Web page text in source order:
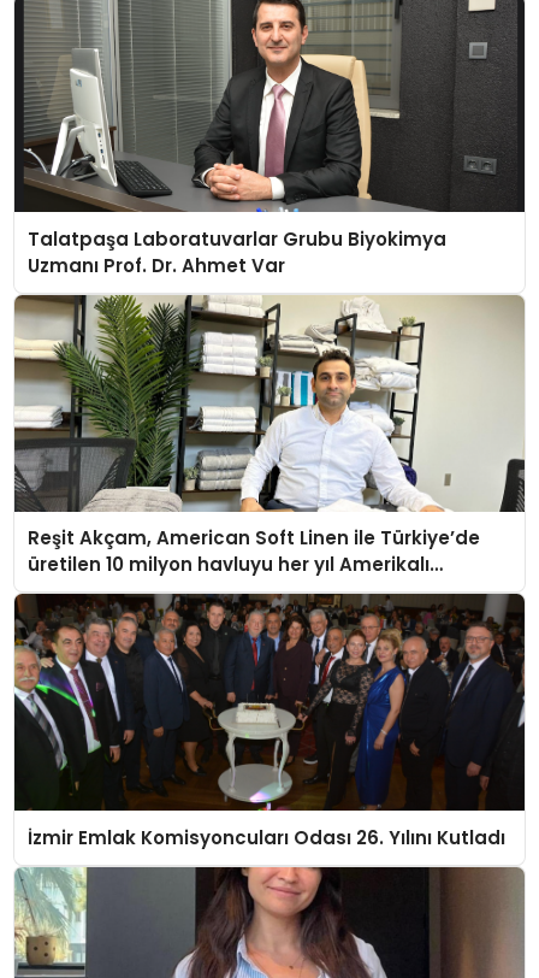
Talatpaşa Laboratuvarlar Grubu Biyokimya
Uzmanı Prof. Dr. Ahmet Var
Reşit Akçam, American Soft Linen ile Türkiye’de
üretilen 10 milyon havluyu her yıl Amerikalı
tüketicilerle buluşturuyor
İzmir Emlak Komisyoncuları Odası 26. Yılını Kutladı